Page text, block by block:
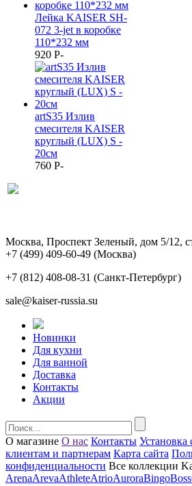
Лейка KAISER SH-
072 3-jet в коробке
110*232 мм
920 P-
artS35 Излив
смесителя KAISER
круглый (LUX) S -
20см
760 P-
Москва, Проспект Зеленый, дом 5/12,
+7 (499) 409-60-49 (Москва)
+7 (812) 408-08-31 (Санкт-Петербург)
sale@kaiser-russia.su
Новинки
Для кухни
Для ванной
Доставка
Контакты
Акции
О магазине О нас Контакты Установка
клиентам и партнерам Карта сайта
конфиденциальности Все коллекции
ArenaArevaAthleteAtrioAuroraBingoBoss